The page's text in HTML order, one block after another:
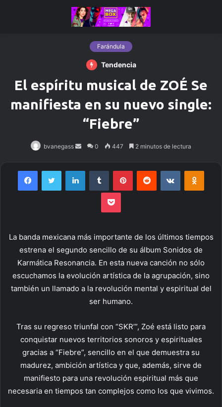
Farándula
Tendencia
El espíritu musical de ZOÉ Se
manifiesta en su nuevo single:
“Fiebre”
bvanegass
Send
email
0 447 2 minutos de lectura
Pocket
La banda mexicana más importante de los últimos tiempos
estrena el segundo sencillo de su álbum Sonidos de
Karmática Resonancia. En esta nueva canción no sólo
escuchamos la evolución artística de la agrupación, sino
también un llamado a la revolución mental y espiritual del
ser humano.
Tras su regreso triunfal con “SKR’”, Zoé está listo para
conquistar nuevos territorios sonoros y espirituales
gracias a “Fiebre”, sencillo en el que demuestra su
madurez, ambición artística y que, además, sirve de
manifiesto para una revolución espiritual más que
necesaria en tiempos tan complejos como los que vivimos.